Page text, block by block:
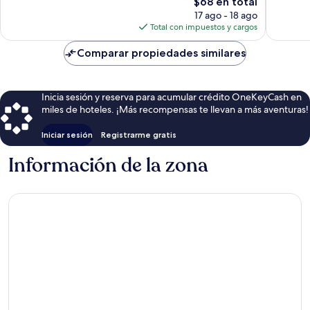
precio
actual
es
de
$68
17 ago - 18 ago
Total con impuestos y cargos
Comparar propiedades similares
Inicia sesión y reserva para acumular crédito OneKeyCash en
miles de hoteles. ¡Más recompensas te llevan a más aventuras!
Iniciar sesión Registrarme gratis
Información de la zona